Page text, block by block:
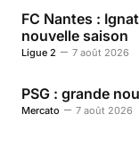
FC Nantes :
nouvelle saison
Ligue 2 7 août 2026
PSG : grande
Mercato 7 août 2026